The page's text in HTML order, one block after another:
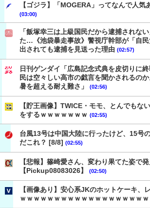
【ゴジラ】「MOGERA」ってなんで人気
(03:00)
「飯塚幸三は上級国民だから逮捕されな
た…《池袋暴走事故》警視庁幹部が「自
出されても逮捕を見送った理由 (02:57)
日刊ゲンダイ「広島記念式典を皮切りに
民は空々しい高市の戯言を聞かされるの
暑を超える耐え難さ」
(02:56)
【貯王画像】TWICE・モモ、とんでもな
をするｗｗｗｗｗｗｗ (02:55)
台風13号は中国大陸に行ったけど、15号
だこれ？ [8/8] (02:55)
【悲報】篠崎愛さん、変わり果てた姿で
【Pickup08083026】
(02:50)
【画像あり】安心系JKのホットケーキ、
ｗｗｗｗｗｗｗｗｗｗｗｗｗｗｗｗｗｗｗ